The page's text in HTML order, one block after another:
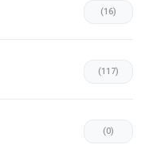
(16)
(117)
(0)